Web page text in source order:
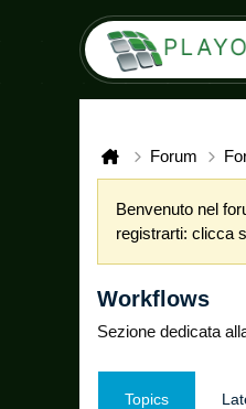
Forum
Benvenuto nel
registrarti: clicca
Workflows
Sezione dedicata
Topics